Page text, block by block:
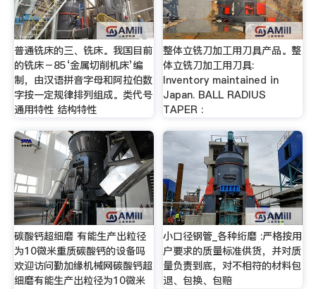
普通铣床的三、铣床。我国目前
的铣床－85‘金属切削机床’编
制，由汉语拼音字母和阿拉伯数
字按一定规律排列组成。类代号
通用特性 结构特性
整体立铣刀加工用刀具产品。整
体立铣刀加工用刀具:
Inventory maintained in
Japan. BALL RADIUS
TAPER :
碳酸钙超细磨 有能生产出粒径
为10微米重质碳酸钙的设备吗
欢迎访问勤加缘机械网碳酸钙超
细磨有能生产出粒径为10微米
小口径钢管_各种绗磨 :严格按用
户要求的质量标准供货，并对质
量负责到底，对不相符的材料包
退、包换、包赔